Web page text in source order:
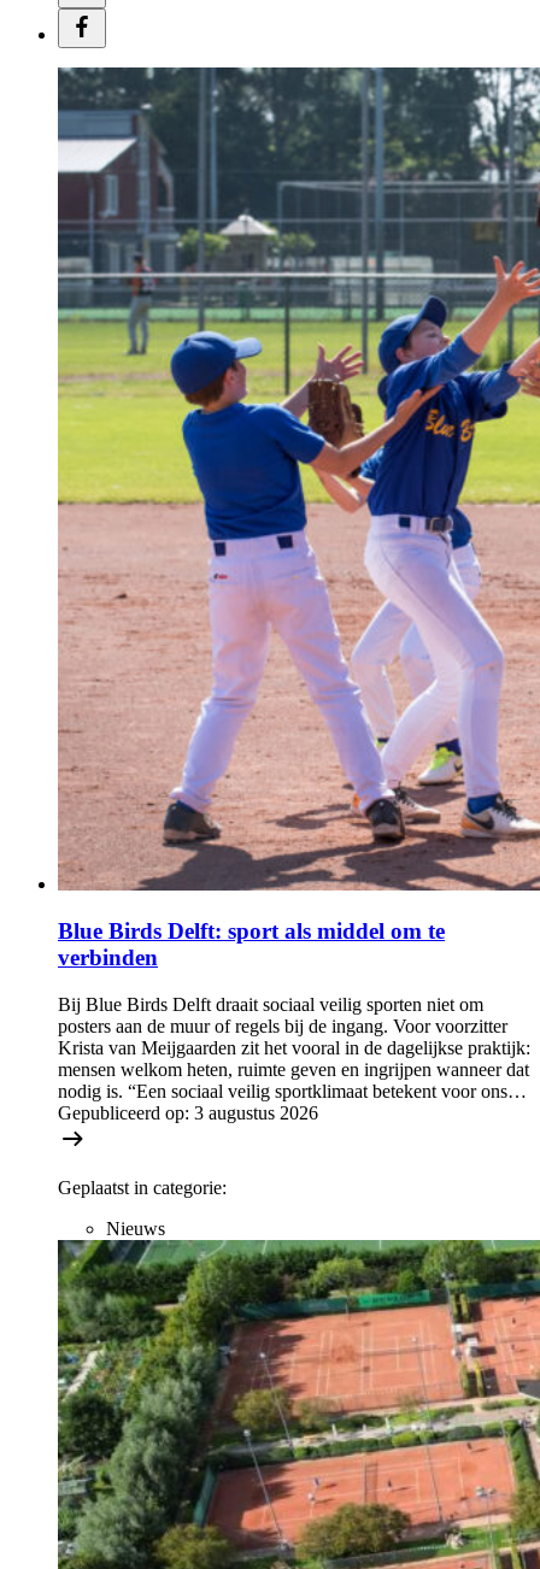
Blue Birds Delft: sport als middel om te
verbinden
Bij Blue Birds Delft draait sociaal veilig sporten niet om
posters aan de muur of regels bij de ingang. Voor voorzitter
Krista van Meijgaarden zit het vooral in de dagelijkse praktijk:
mensen welkom heten, ruimte geven en ingrijpen wanneer dat
nodig is. “Een sociaal veilig sportklimaat betekent voor ons…
Gepubliceerd op: 3 augustus 2026
Geplaatst in categorie:
Nieuws